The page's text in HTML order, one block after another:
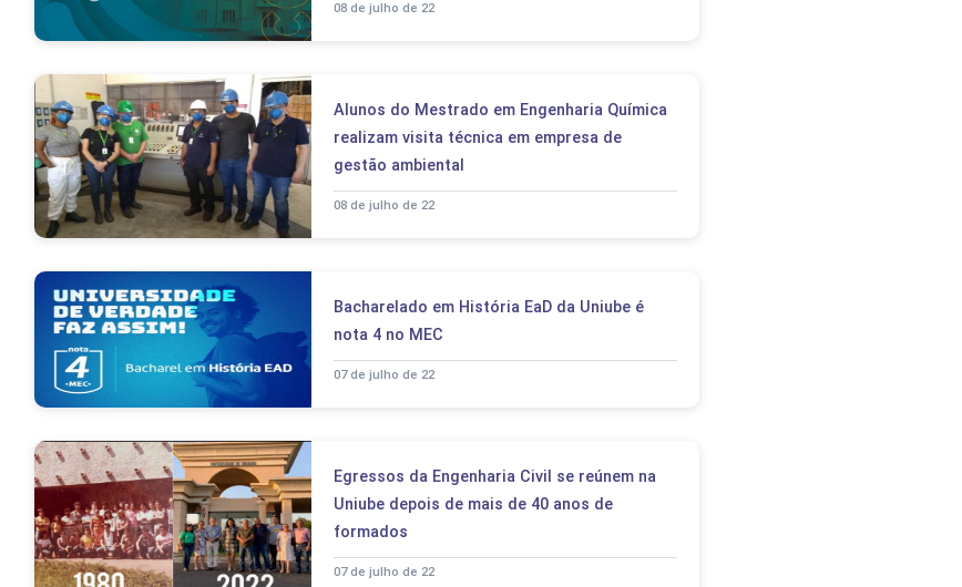
08 de julho de 22
Alunos do Mestrado em Engenharia Química
realizam visita técnica em empresa de
gestão ambiental
08 de julho de 22
Bacharelado em História EaD da Uniube é
nota 4 no MEC
07 de julho de 22
Egressos da Engenharia Civil se reúnem na
Uniube depois de mais de 40 anos de
formados
07 de julho de 22